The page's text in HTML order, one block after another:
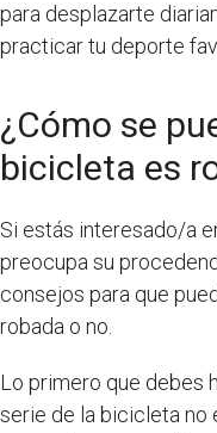
para desplazarte
practicar tu deporte
¿Cómo se
bicicleta es
Si estás interesado/a
preocupa su
consejos para que
robada o no.
Lo primero que debes
serie de la bicicleta no